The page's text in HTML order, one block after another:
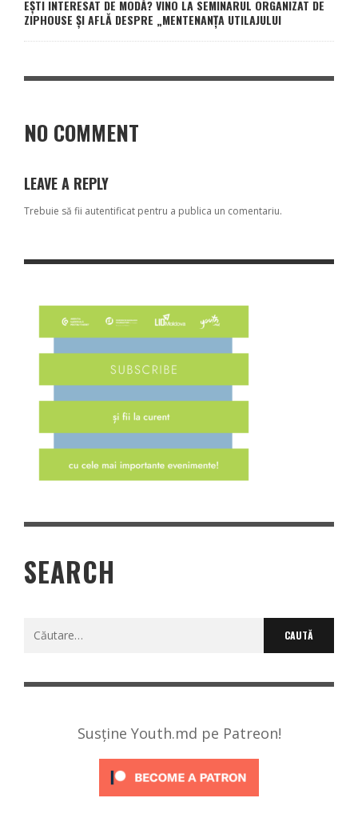
EȘTI INTERESAT DE MODĂ? VINO LA SEMINARUL ORGANIZAT DE
ZIPHOUSE ȘI AFLĂ DESPRE „MENTENANȚA UTILAJULUI
NO COMMENT
LEAVE A REPLY
Trebuie să fii autentificat pentru a publica un comentariu.
SEARCH
Susține Youth.md pe Patreon!